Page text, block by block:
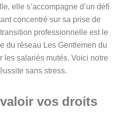
elle s’accompagne d’un défi
concentré sur sa prise de
professionnelle est le
du réseau Les Gentlemen du
les salariés mutés. Voici notre
sans stress.
vos droits